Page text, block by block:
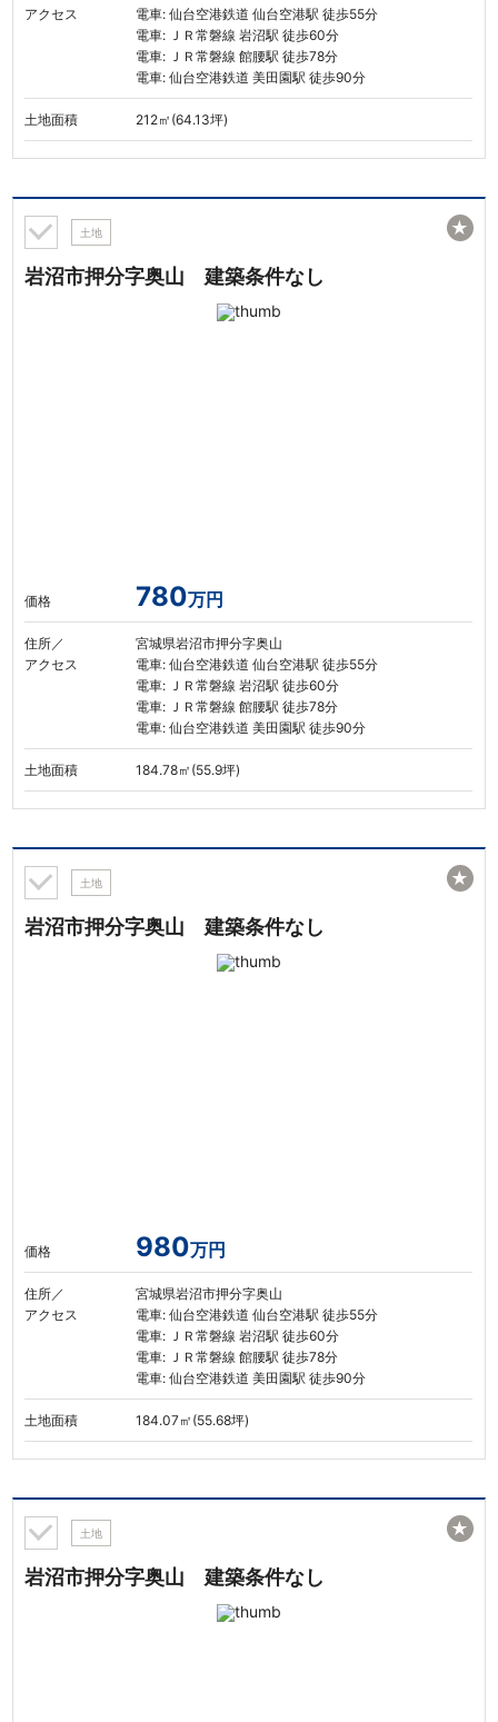
アクセス
電車: 仙台空港鉄道 仙台空港駅 徒歩55分
電車: ＪＲ常磐線 岩沼駅 徒歩60分
電車: ＪＲ常磐線 館腰駅 徒歩78分
電車: 仙台空港鉄道 美田園駅 徒歩90分
土地面積 212㎡(64.13坪)
土地
岩沼市押分字奥山 建築条件なし
価格 780万円
住所／
アクセス
宮城県岩沼市押分字奥山
電車: 仙台空港鉄道 仙台空港駅 徒歩55分
電車: ＪＲ常磐線 岩沼駅 徒歩60分
電車: ＪＲ常磐線 館腰駅 徒歩78分
電車: 仙台空港鉄道 美田園駅 徒歩90分
土地面積 184.78㎡(55.9坪)
★
土地
岩沼市押分字奥山 建築条件なし
価格 980万円
住所／
アクセス
宮城県岩沼市押分字奥山
電車: 仙台空港鉄道 仙台空港駅 徒歩55分
電車: ＪＲ常磐線 岩沼駅 徒歩60分
電車: ＪＲ常磐線 館腰駅 徒歩78分
電車: 仙台空港鉄道 美田園駅 徒歩90分
土地面積 184.07㎡(55.68坪)
★
土地
岩沼市押分字奥山 建築条件なし
★